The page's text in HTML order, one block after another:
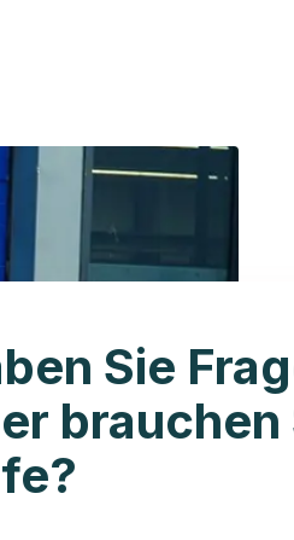
Sie
brauchen